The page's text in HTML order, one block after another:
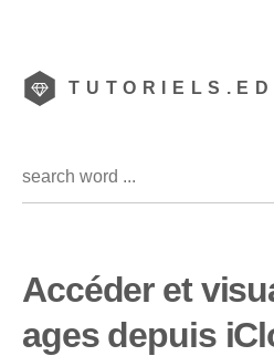
Accéder et
ages depuis